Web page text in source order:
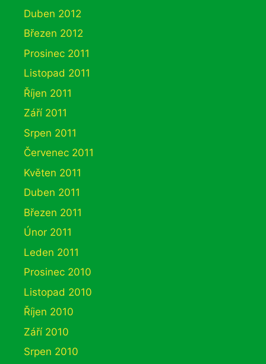
Duben 2012
Březen 2012
Prosinec 2011
Listopad 2011
Říjen 2011
Září 2011
Srpen 2011
Červenec 2011
Květen 2011
Duben 2011
Březen 2011
Únor 2011
Leden 2011
Prosinec 2010
Listopad 2010
Říjen 2010
Září 2010
Srpen 2010